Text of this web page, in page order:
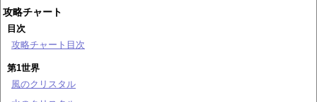
攻略チャート
目次
攻略チャート目次
第1世界
風のクリスタル